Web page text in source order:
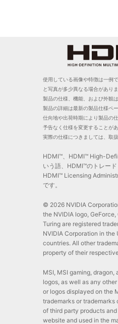
使用している画像や特徴は一例
と写真が多少異なる場合がありま
製品の仕様、機能、および外観
製品の詳細は最新の製品仕様ペ
仕向地や出荷時期により製品の
予告なく仕様を変更することがあ
実際の仕様につきましては、取
HDMI™、HDMI™ High-
いう語、HDMI™のトレー
HDMI™ Licensing
です。
© 2026 NVIDIA
the NVIDIA logo,
Turing are registered
NVIDIA Corporation in
countries. All other
property of their
MSI, MSI gaming, dragon,
logos, as well as any
or logos displayed on the
trademarks or trademarks
of third party products
website and used in the